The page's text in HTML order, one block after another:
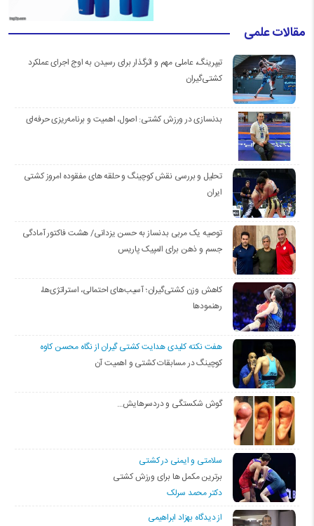
مقالات علمی
تیپرینگ، عاملی مهم و اثرگذار برای رسیدن به اوج اجرای عملکرد
کشتی‌گیران
بدنسازی در ورزش کشتی: اصول، اهمیت و برنامه‌ریزی حرفه‌ای
تحلیل و بررسی نقش کوچینگ و حلقه های مفقوده امروز کشتی
ایران
توصیه یک مربی بدنساز به حسن یزدانی/ هشت فاکتور آمادگی
جسم و ذهن برای المپیک پاریس
کاهش وزن کشتی‌گیران؛ آسیب‌های احتمالی، استراتژی‌ها،
رهنمودها
هفت نکته کلیدی هدایت کشتی گیران از نگاه محسن کاوه
کوچینگ در مسابقات کشتی و اهمیت آن
گوش شکستگی و دردسرهایش…
سلامتی و ایمنی در کشتی
برترین مکمل ها برای ورزش کشتی
دکتر محمد سرلک
از دیدگاه بهزاد ابراهیمی